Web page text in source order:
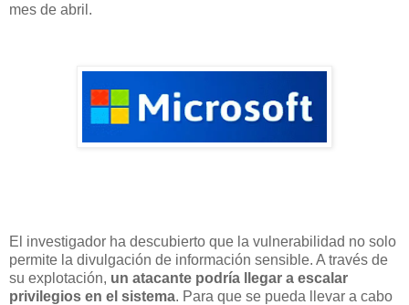
mes de abril.
El investigador ha descubierto que la vulnerabilidad no solo
permite la divulgación de información sensible. A través de
su explotación, un atacante podría llegar a escalar
privilegios en el sistema. Para que se pueda llevar a cabo